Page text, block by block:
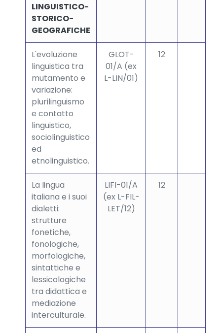
LINGUISTICO-
STORICO-
GEOGRAFICHE
L'evoluzione
linguistica tra
mutamento e
variazione:
plurilinguismo
e contatto
linguistico,
sociolinguistico
ed
etnolinguistico.
GLOT-
01/A (ex
L-LIN/01)
12
La lingua
italiana e i suoi
dialetti:
strutture
fonetiche,
fonologiche,
morfologiche,
sintattiche e
lessicologiche
tra didattica e
mediazione
interculturale.
LIFI-01/A
(ex L-FIL-
LET/12)
12